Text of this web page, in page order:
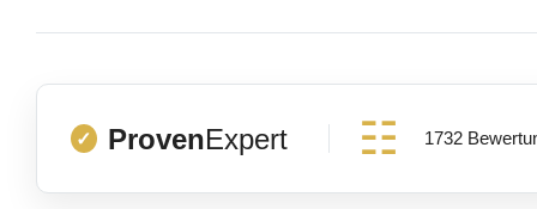
✓ ProvenExpert 1732